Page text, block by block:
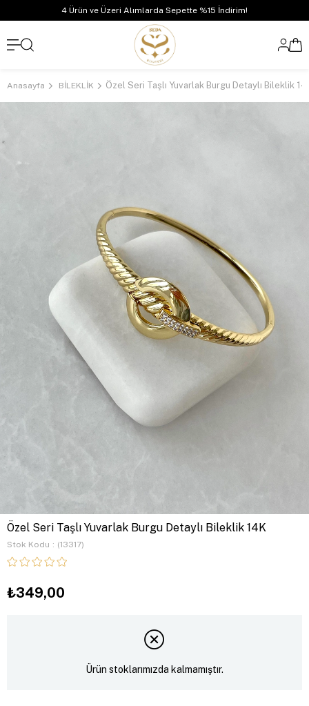
4 Ürün ve Üzeri Alımlarda Sepette %15 İndirim!
Anasayfa BİLEKLİK Özel Seri Taşlı Yuvarlak Burgu Detaylı Bileklik
Özel Seri Taşlı Yuvarlak Burgu Detaylı Bileklik 14K
Stok Kodu (13317)
₺349,00
Ürün stoklarımızda kalmamıştır.